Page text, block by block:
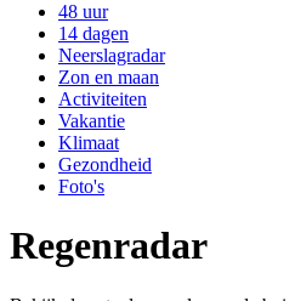
48 uur
14 dagen
Neerslagradar
Zon en maan
Activiteiten
Vakantie
Klimaat
Gezondheid
Foto's
Regenradar